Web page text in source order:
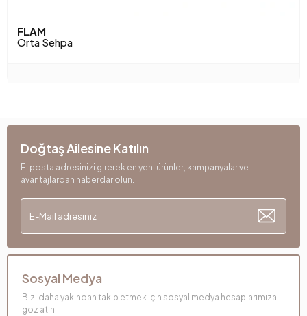
FLAM
Orta Sehpa
Doğtaş Ailesine Katılın
E-posta adresinizi girerek en yeni ürünler, kampanyalar ve
avantajlardan haberdar olun.
Sosyal Medya
Bizi daha yakından takip etmek için sosyal medya hesaplarımıza
göz atın.